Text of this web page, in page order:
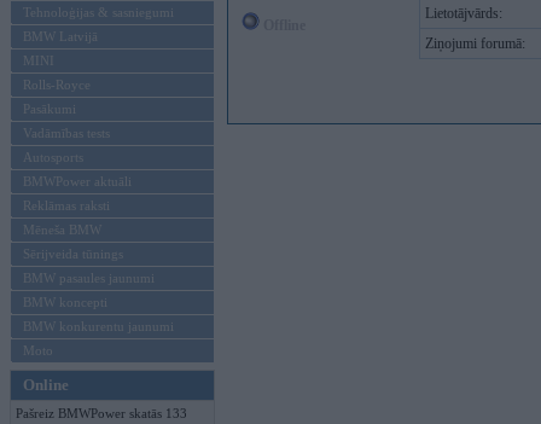
Tehnoloģijas & sasniegumi
BMW Latvijā
MINI
Rolls-Royce
Pasākumi
Vadāmības tests
Autosports
BMWPower aktuāli
Reklāmas raksti
Mēneša BMW
Sērijveida tūnings
BMW pasaules jaunumi
BMW koncepti
BMW konkurentu jaunumi
Moto
Online
Pašreiz BMWPower skatās 133
Lietotājvārds:
Ziņojumi forumā: